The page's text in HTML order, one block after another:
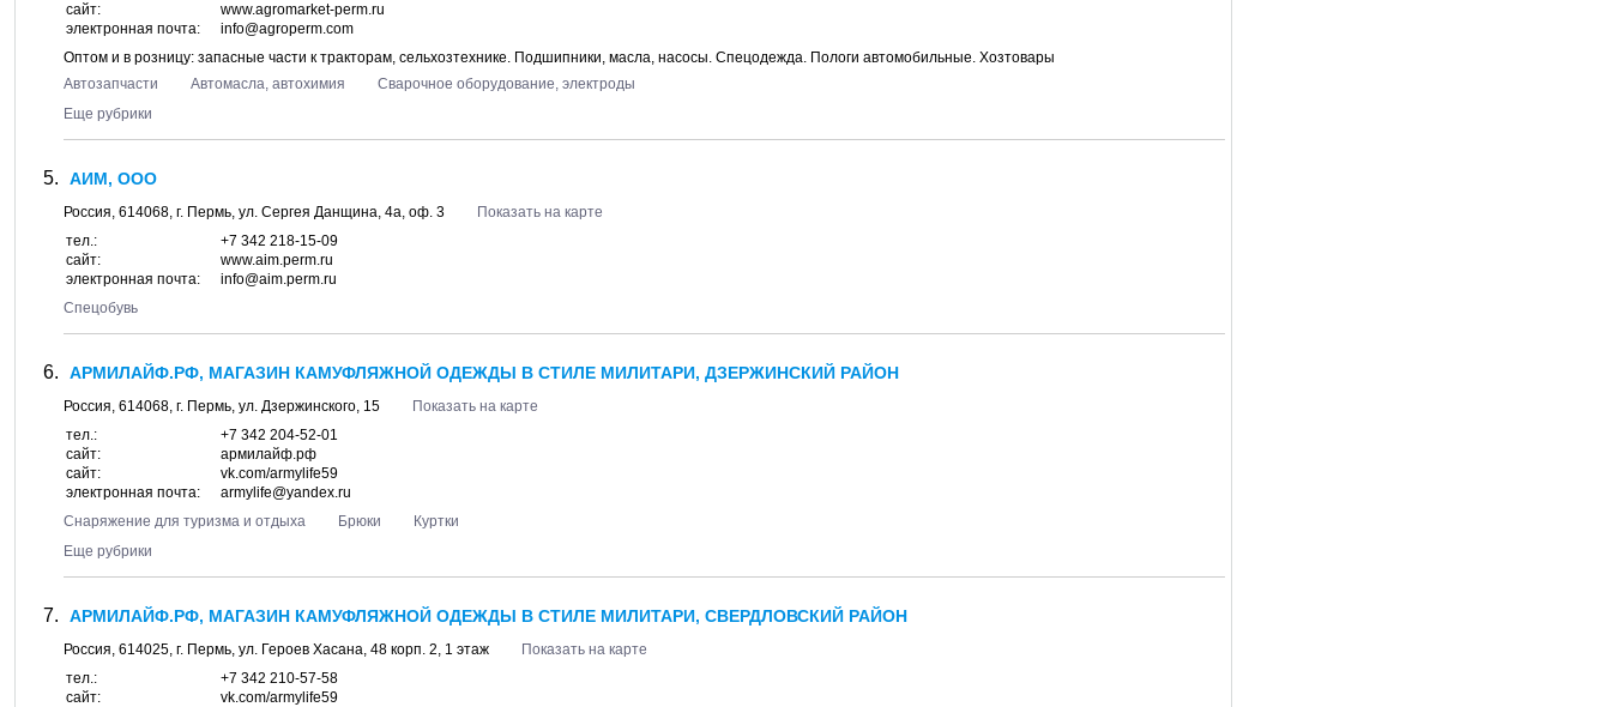
сайт:
www.agromarket-perm.ru
электронная почта:
info@agroperm.com
Оптом и в розницу: запасные части к тракторам, сельхозтехнике. Подшипники, масла, насосы. Спецодежда. Пологи автомобильные. Хозтовары
Автозапчасти
Автомасла, автохимия
Сварочное оборудование, электроды
Еще рубрики
АИМ, ООО
Россия, 614068, г. Пермь, ул. Сергея Данщина, 4а, оф. 3
Показать на карте
тел.:
+7 342 218-15-09
сайт:
www.aim.perm.ru
электронная почта:
info@aim.perm.ru
Спецобувь
АРМИЛАЙФ.РФ, МАГАЗИН КАМУФЛЯЖНОЙ ОДЕЖДЫ В СТИЛЕ МИЛИТАРИ, ДЗЕРЖИНСКИЙ РАЙОН
Россия, 614068, г. Пермь, ул. Дзержинского, 15
Показать на карте
тел.:
+7 342 204-52-01
сайт:
армилайф.рф
сайт:
vk.com/armylife59
электронная почта:
armylife@yandex.ru
Снаряжение для туризма и отдыха
Брюки
Куртки
Еще рубрики
АРМИЛАЙФ.РФ, МАГАЗИН КАМУФЛЯЖНОЙ ОДЕЖДЫ В СТИЛЕ МИЛИТАРИ, СВЕРДЛОВСКИЙ РАЙОН
Россия, 614025, г. Пермь, ул. Героев Хасана, 48 корп. 2, 1 этаж
Показать на карте
тел.:
+7 342 210-57-58
сайт:
vk.com/armylife59